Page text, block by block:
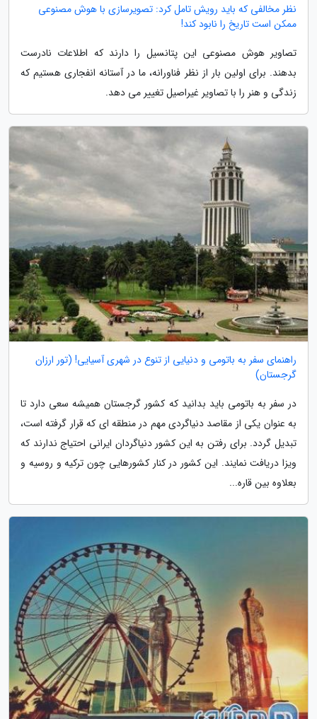
نظر مخالفی که باید رویش تامل کرد: تصویرسازی با هوش مصنوعی
ممکن است تاریخ را نابود کند!
تصاویر هوش مصنوعی این پتانسیل را دارند که اطلاعات نادرست
بدهند. برای اولین بار از نظر فناورانه، ما در آستانه انفجاری هستیم که
زندگی و هنر را با تصاویر غیراصیل تغییر می دهد.
راهنمای سفر به باتومی و دنیایی از تنوع در شهری آسیایی! (تور ارزان
گرجستان)
در سفر به باتومی باید بدانید که کشور گرجستان همیشه سعی دارد تا
به عنوان یکی از مقاصد دنیاگردی مهم در منطقه ای که قرار گرفته است،
تبدیل گردد. برای رفتن به این کشور دنیاگردان ایرانی احتیاج ندارند که
ویزا دریافت نمایند. این کشور در کنار کشورهایی چون ترکیه و روسیه و
بعلاوه بین قاره...